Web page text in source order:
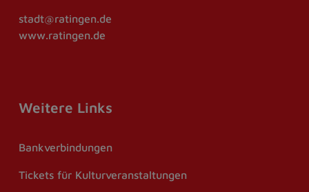
stadt@ratingen.de
www.ratingen.de
Weitere Links
Bankverbindungen
Tickets für Kulturveranstaltungen